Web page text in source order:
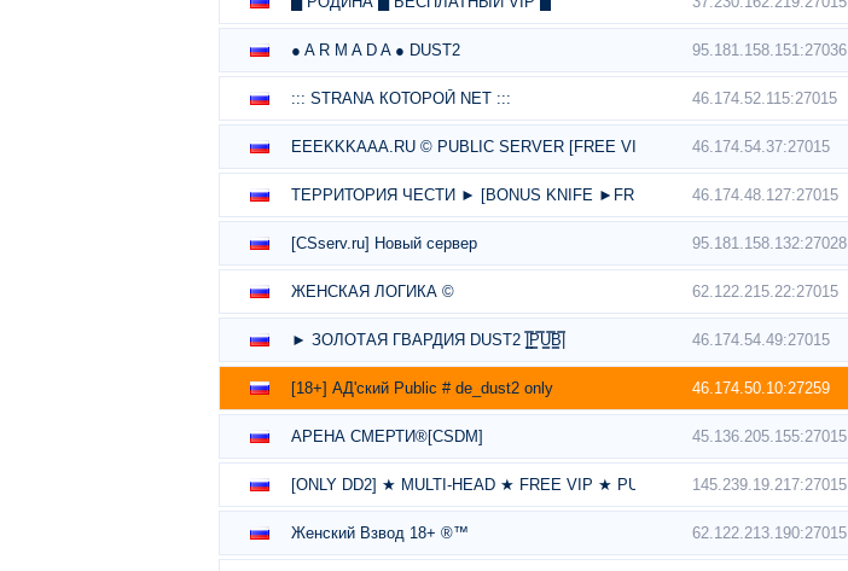
● A R M A D A ● DUST2 95.181.158.151:27036
::: STRАNА КOТОРОЙ NET ::: 46.174.52.115:27015
EEEKKKAAA.RU © PUBLIC SERVER [FREE VIP] [18+]46.174.54.37:27015
ТЕРРИТОРИЯ ЧЕСТИ ► [BONUS KNIFE ►FREE VIP]©46.174.48.127:27015
[CSserv.ru] Новый сервер 95.181.158.132:27028
ЖЕНСКАЯ ЛОГИКА © 62.122.215.22:27015
► ЗОЛОТАЯ ГВАРДИЯ DUST2 |͇̿P͇̿U͇̿B͇̿| 46.174.54.49:27015
[18+] АД'ский Public # de_dust2 only 46.174.50.10:27259
АРЕНА СМЕРТИ®[CSDM] 45.136.205.155:27015
[ONLY DD2] ★ MULTI-HEAD ★ FREE VIP ★ PUBLIC 1s1k145.239.19.217:27015
Женский Взвод 18+ ®™ 62.122.213.190:27015